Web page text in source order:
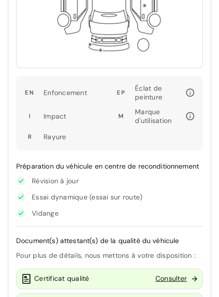
EN Enfoncement EP
Éclat de
peinture
I Impact M
Marque
d'utilisation
R Rayure
Préparation du véhicule en centre de reconditionnement
Révision à jour
Essai dynamique (essai sur route)
Vidange
Document(s) attestant(s) de la qualité du véhicule
Pour plus de détails, nous mettons à votre disposition :
Certificat qualité Consulter